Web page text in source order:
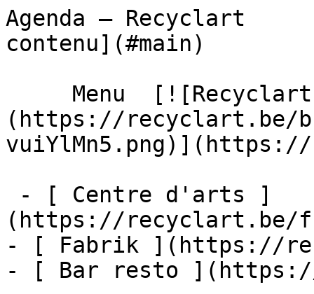
Agenda –
contenu](#main)
(https://recyclart.be/
(https://recyclart.be/
- [ Fabrik ](https://
- [ Bar resto